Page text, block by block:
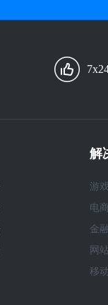
解
游
电
金
网
移